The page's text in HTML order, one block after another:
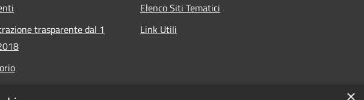
trasparente dal 1
Elenco Siti Tematici
Link Utili